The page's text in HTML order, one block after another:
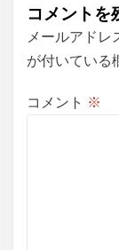
コメントを
メールアドレ
が付いている
コメント ※